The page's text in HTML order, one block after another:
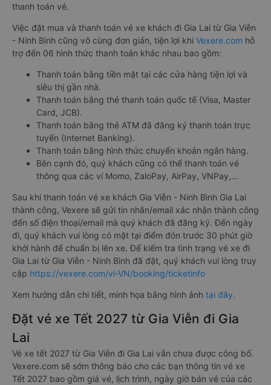
thanh toán vé.
Việc đặt mua và thanh toán vé xe khách đi Gia Lai từ Gia Viễn
- Ninh Bình cũng vô cùng đơn giản, tiện lợi khi Vexere.com hỗ
trợ đến 06 hình thức thanh toán khác nhau bao gồm:
Thanh toán bằng tiền mặt tại các cửa hàng tiện lợi và
siêu thị gần nhà.
Thanh toán bằng thẻ thanh toán quốc tế (Visa, Master
Card, JCB).
Thanh toán bằng thẻ ATM đã đăng ký thanh toán trực
tuyến (Internet Banking).
Thanh toán bằng hình thức chuyển khoản ngân hàng.
Bên cạnh đó, quý khách cũng có thể thanh toán vé
thông qua các ví Momo, ZaloPay, AirPay, VNPay,…
Sau khi thanh toán vé xe khách Gia Viễn - Ninh Bình Gia Lai
thành công, Vexere sẽ gửi tin nhắn/email xác nhận thành công
đến số điện thoại/email mà quý khách đã đăng ký. Đến ngày
đi, quý khách vui lòng có mặt tại điểm đón trước 30 phút giờ
khởi hành để chuẩn bị lên xe. Để kiểm tra tình trạng vé xe đi
Gia Lai từ Gia Viễn - Ninh Bình đã đặt, quý khách vui lòng truy
cập https://vexere.com/vi-VN/booking/ticketinfo
Xem hướng dẫn chi tiết, minh họa bằng hình ảnh tại đây.
Đặt vé xe Tết 2027 từ Gia Viễn đi Gia
Lai
Vé xe tết 2027 từ Gia Viễn đi Gia Lai vẫn chưa được công bố.
Vexere.com sẽ sớm thông báo cho các bạn thông tin vé xe
Tết 2027 bao gồm giá vé, lịch trình, ngày giờ bán vé của các